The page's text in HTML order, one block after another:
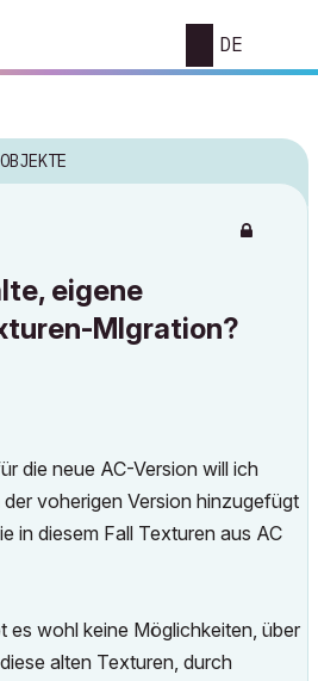
DE
eigene
MIgration?
die neue AC-Version will ich
der voherigen Version hinzugefügt
in diesem Fall Texturen aus AC
es wohl keine Möglichkeiten, über
alten Texturen, durch